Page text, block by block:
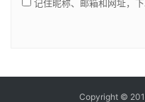
记住昵称、邮箱和网址，
Copyright ©